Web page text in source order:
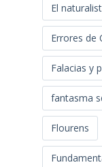
El
Errores de
Falacias y
fantasma
Flourens